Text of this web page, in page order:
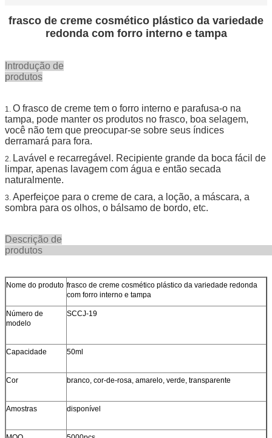
frasco de creme cosmético plástico da variedade
redonda com forro interno e tampa
Introdução de
produtos
1. O frasco de creme tem o forro interno e parafusa-o na
tampa, pode manter os produtos no frasco, boa selagem,
você não tem que preocupar-se sobre seus índices
derramará para fora.
2. Lavável e recarregável. Recipiente grande da boca fácil de
limpar, apenas lavagem com água e então secada
naturalmente.
3. Aperfeiçoe para o creme de cara, a loção, a máscara, a
sombra para os olhos, o bálsamo de bordo, etc.
Descrição de
Nome do produto frasco de creme cosmético plástico da variedade redonda
com forro interno e tampa
Número de
modelo
SCCJ-19
Capacidade 50ml
Cor branco, cor-de-rosa, amarelo, verde, transparente
Amostras disponível